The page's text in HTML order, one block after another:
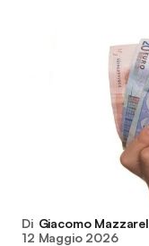
Di Giacomo
12 Maggio 2026